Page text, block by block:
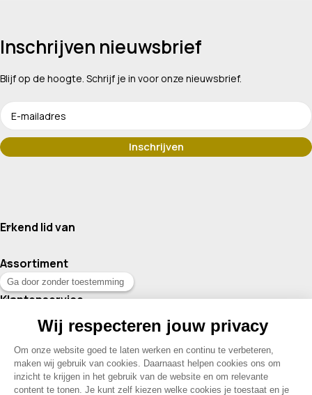
Inschrijven nieuwsbrief
Blijf op de hoogte. Schrijf je in voor onze nieuwsbrief.
Erkend lid van
Assortiment
Klantenservice
Contact
© 2026 Drogisterij Het Geheim | Alle rechten voorbehouden |
Webdesign en hosting door Madoo|Sitemap